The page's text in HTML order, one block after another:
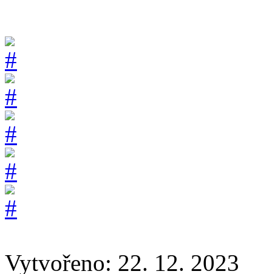
Vytvořeno: 22. 12. 2023